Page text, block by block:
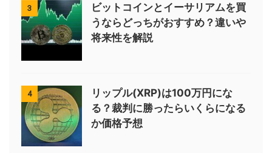
3
ビットコインとイーサリアムを買
うならどっちがおすすめ？違いや
将来性を解説
4
リップル(XRP)は100万円にな
る？裁判に勝ったらいくらになる
か価格予想